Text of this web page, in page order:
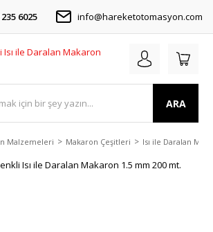
6025 info@hareketotomasyon.com
ARA
Malzemeleri Makaron Çeşitleri Isı ile Daralan